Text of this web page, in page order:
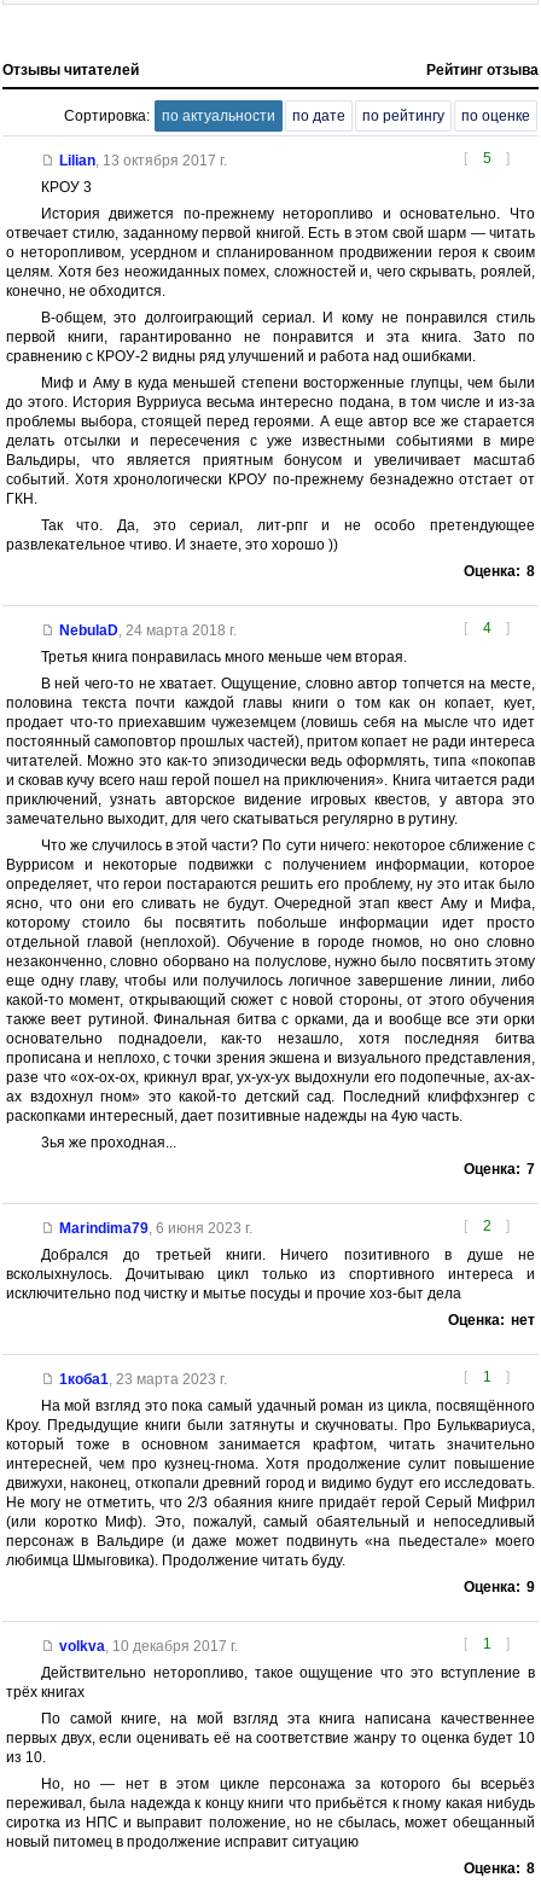
Отзывы читателей Рейтинг отзыва
Сортировка: по актуальности по дате по рейтингу по оценке
[ 5 ]
Lilian, 13 октября 2017 г.
КРОУ 3
История движется по-прежнему неторопливо и основательно. Что
отвечает стилю, заданному первой книгой. Есть в этом свой шарм — читать
о неторопливом, усердном и спланированном продвижении героя к своим
целям. Хотя без неожиданных помех, сложностей и, чего скрывать, роялей,
конечно, не обходится.
В-общем, это долгоиграющий сериал. И кому не понравился стиль
первой книги, гарантированно не понравится и эта книга. Зато по
сравнению с КРОУ-2 видны ряд улучшений и работа над ошибками.
Миф и Аму в куда меньшей степени восторженные глупцы, чем были
до этого. История Вурриуса весьма интересно подана, в том числе и из-за
проблемы выбора, стоящей перед героями. А еще автор все же старается
делать отсылки и пересечения с уже известными событиями в мире
Вальдиры, что является приятным бонусом и увеличивает масштаб
событий. Хотя хронологически КРОУ по-прежнему безнадежно отстает от
ГКН.
Так что. Да, это сериал, лит-рпг и не особо претендующее
развлекательное чтиво. И знаете, это хорошо ))
Оценка: 8
[ 4 ]
NebulaD, 24 марта 2018 г.
Третья книга понравилась много меньше чем вторая.
В ней чего-то не хватает. Ощущение, словно автор топчется на месте,
половина текста почти каждой главы книги о том как он копает, кует,
продает что-то приехавшим чужеземцем (ловишь себя на мысле что идет
постоянный самоповтор прошлых частей), притом копает не ради интереса
читателей. Можно это как-то эпизодически ведь оформлять, типа «покопав
и сковав кучу всего наш герой пошел на приключения». Книга читается ради
приключений, узнать авторское видение игровых квестов, у автора это
замечательно выходит, для чего скатываться регулярно в рутину.
Что же случилось в этой части? По сути ничего: некоторое сближение с
Вуррисом и некоторые подвижки с получением информации, которое
определяет, что герои постараются решить его проблему, ну это итак было
ясно, что они его сливать не будут. Очередной этап квест Аму и Мифа,
которому стоило бы посвятить побольше информации идет просто
отдельной главой (неплохой). Обучение в городе гномов, но оно словно
незаконченно, словно оборвано на полуслове, нужно было посвятить этому
еще одну главу, чтобы или получилось логичное завершение линии, либо
какой-то момент, открывающий сюжет с новой стороны, от этого обучения
также веет рутиной. Финальная битва с орками, да и вообще все эти орки
основательно поднадоели, как-то незашло, хотя последняя битва
прописана и неплохо, с точки зрения экшена и визуального представления,
разе что «ох-ох-ох, крикнул враг, ух-ух-ух выдохнули его подопечные, ах-ах-
ах вздохнул гном» это какой-то детский сад. Последний клиффхэнгер с
раскопками интересный, дает позитивные надежды на 4ую часть.
3ья же проходная...
Оценка: 7
[ 2 ]
Marindima79, 6 июня 2023 г.
Добрался до третьей книги. Ничего позитивного в душе не
всколыхнулось. Дочитываю цикл только из спортивного интереса и
исключительно под чистку и мытье посуды и прочие хоз-быт дела
Оценка: нет
[ 1 ]
1коба1 23 марта 2023 г.
На мой взгляд это пока самый удачный роман из цикла, посвящённого
Кроу. Предыдущие книги были затянуты и скучноваты. Про Бульквариуса,
который тоже в основном занимается крафтом, читать значительно
интересней, чем про кузнец-гнома. Хотя продолжение сулит повышение
движухи, наконец, откопали древний город и видимо будут его исследовать.
Не могу не отметить, что 2/3 обаяния книге придаёт герой Серый Мифрил
(или коротко Миф). Это, пожалуй, самый обаятельный и непоседливый
персонаж в Вальдире (и даже может подвинуть «на пьедестале» моего
любимца Шмыговика). Продолжение читать буду.
Оценка: 9
[ 1 ]
volkva 10 декабря 2017 г.
Действительно неторопливо, такое ощущение что это вступление в
трёх книгах
По самой книге, на мой взгляд эта книга написана качественнее
первых двух, если оценивать её на соответствие жанру то оценка будет 10
из 10.
Но, но — нет в этом цикле персонажа за которого бы всерьёз
переживал, была надежда к концу книги что прибьётся к гному какая нибудь
сиротка из НПС и выправит положение, но не сбылась, может обещанный
новый питомец в продолжение исправит ситуацию
Оценка: 8